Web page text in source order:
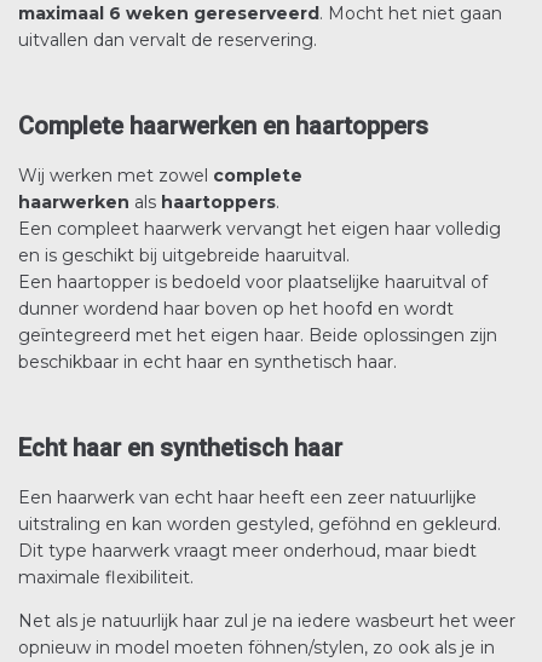
maximaal 6 weken gereserveerd . Mocht het niet gaan
uitvallen dan vervalt de reservering.
Complete haarwerken en haartoppers
Wij werken met zowel complete
haarwerken als haartoppers.
Een compleet haarwerk vervangt het eigen haar volledig
en is geschikt bij uitgebreide haaruitval.
Een haartopper is bedoeld voor plaatselijke haaruitval of
dunner wordend haar boven op het hoofd en wordt
geïntegreerd met het eigen haar. Beide oplossingen zijn
beschikbaar in echt haar en synthetisch haar.
Echt haar en synthetisch haar
Een haarwerk van echt haar heeft een zeer natuurlijke
uitstraling en kan worden gestyled, geföhnd en gekleurd.
Dit type haarwerk vraagt meer onderhoud, maar biedt
maximale flexibiliteit.
Net als je natuurlijk haar zul je na iedere wasbeurt het weer
opnieuw in model moeten föhnen/stylen, zo ook als je in